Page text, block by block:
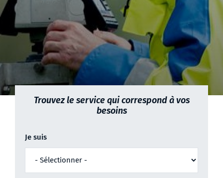
Trouvez le service qui correspond à vos
besoins
Je suis